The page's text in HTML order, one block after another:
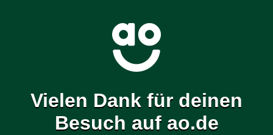
Vielen Dank für deinen
Besuch auf ao.de